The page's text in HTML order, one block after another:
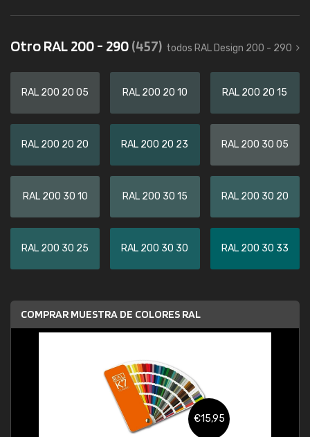
Otro RAL 200 - 290(457) todos RAL Design 200 - 290
RAL 200 20 05 RAL 200 20 10 RAL 200 20 15
RAL 200 20 20 RAL 200 20 23 RAL 200 30 05
RAL 200 30 10 RAL 200 30 15 RAL 200 30 20
RAL 200 30 25 RAL 200 30 30 RAL 200 30 33
COMPRAR MUESTRA DE COLORES RAL
€15,95